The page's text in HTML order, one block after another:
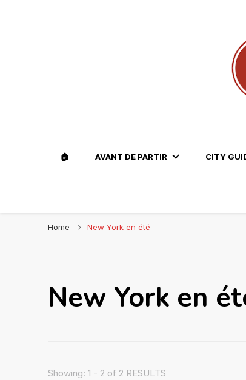
🏠 AVANT DE PARTIR CITY
Home New York en été
New York en
Showing: 1 - 2 of 2 RESULTS